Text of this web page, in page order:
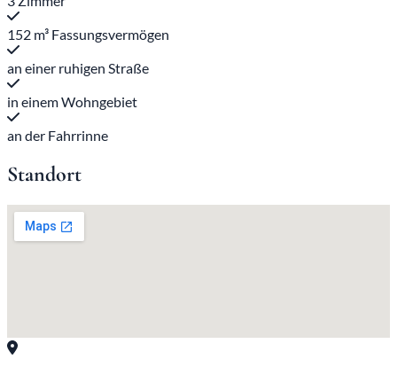
152 m³ Fassungsvermögen
an einer ruhigen Straße
in einem Wohngebiet
an der Fahrrinne
Standort